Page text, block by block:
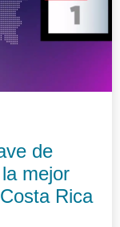
de
mejor
Rica